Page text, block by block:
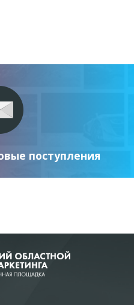
поступления